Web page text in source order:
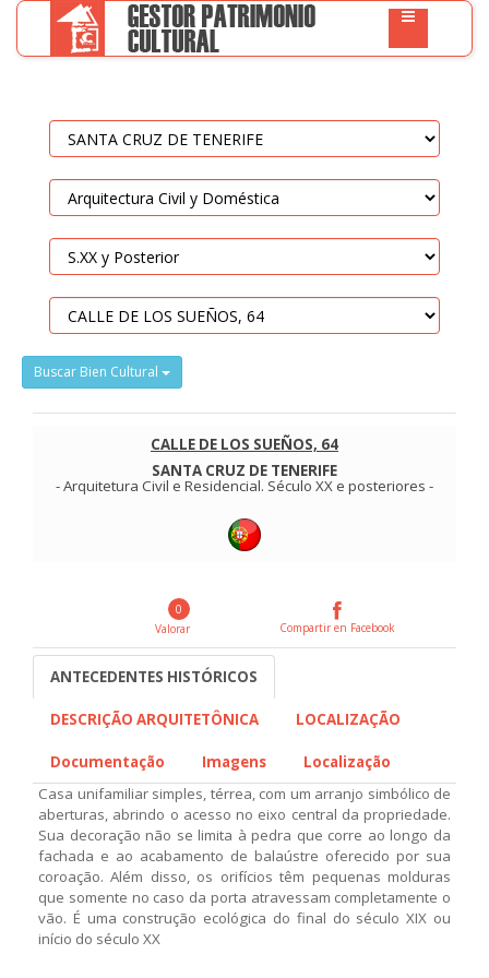
Buscar Bien Cultural
CALLE DE LOS SUEÑOS, 64
SANTA CRUZ DE TENERIFE
-Arquitetura Civil e Residencial. Século XX e posteriores -
0
Valorar
Compartir en Facebook
ANTECEDENTES HISTÓRICOS
DESCRIÇÃO ARQUITETÔNICA LOCALIZAÇÃO
Documentação Imagens
Localização
Casa unifamiliar simples, térrea, com um arranjo simbólico de
aberturas, abrindo o acesso no eixo central da propriedade.
Sua decoração não se limita à pedra que corre ao longo da
fachada e ao acabamento de balaústre oferecido por sua
coroação. Além disso, os orifícios têm pequenas molduras
que somente no caso da porta atravessam completamente o
vão. É uma construção ecológica do final do século XIX ou
início do século XX